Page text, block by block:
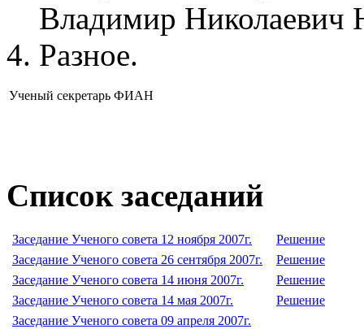
Владимир Николаевич
Разное.
Ученый секретарь ФИАН
Список заседаний
Заседание Ученого совета 12 ноября 2007г.
Решение
Заседание Ученого совета 26 сентября 2007г.
Решение
Заседание Ученого совета 14 июня 2007г.
Решение
Заседание Ученого совета 14 мая 2007г.
Решение
Заседание Ученого совета 09 апреля 2007г.